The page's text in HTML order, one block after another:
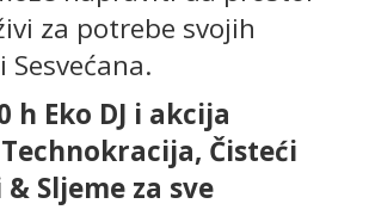
za potrebe svojih
Sesvećana.
h Eko DJ i akcija
Čisteći
Sljeme za sve